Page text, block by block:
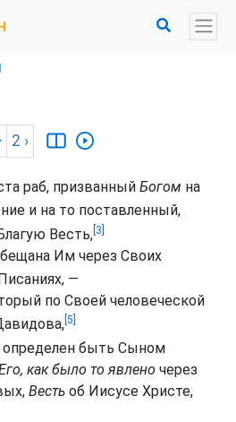
2 ›
раб, призванный Богом на
и на то поставленный,
Весть, [3]
Им через Своих
—
по Своей человеческой
[5]
определен быть Сыном
как было то явлено через
Весть об Иисусе Христе,